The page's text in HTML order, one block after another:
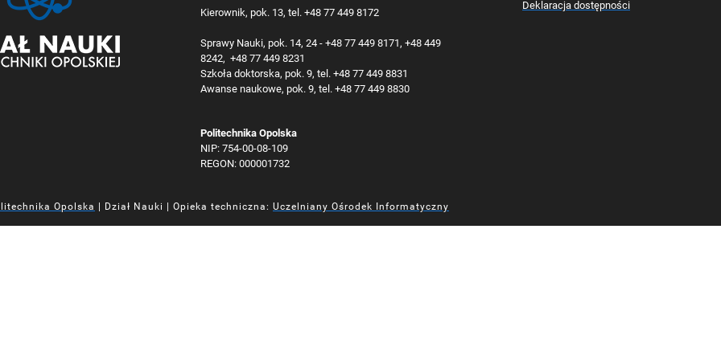
Kierownik, pok. 13, tel. +48 77 449 8172
Sprawy Nauki, pok. 14, 24 - +48 77 449 8171, +48 449
8242, +48 77 449 8231
Szkoła doktorska, pok. 9, tel. +48 77 449 8831
Awanse naukowe, pok. 9, tel. +48 77 449 8830
Politechnika Opolska
NIP: 754-00-08-109
REGON: 000001732
Deklaracja dostępności
Opolska | Dział Nauki | Opieka techniczna: Uczelniany Ośrodek Informatyczny